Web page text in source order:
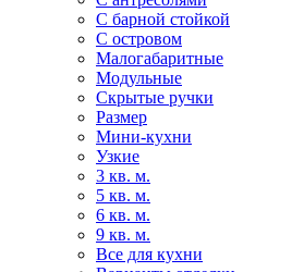
С барной стойкой
С островом
Малогабаритные
Модульные
Скрытые ручки
Размер
Мини-кухни
Узкие
3 кв. м.
5 кв. м.
6 кв. м.
9 кв. м.
Все для кухни